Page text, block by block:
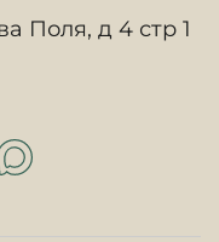
Поля, д 4 стр 1